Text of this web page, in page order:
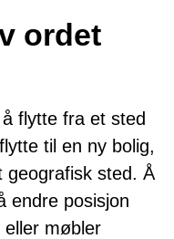
ordet
flytte fra et sted
til en ny bolig,
geografisk sted. Å
endre posisjon
eller møbler